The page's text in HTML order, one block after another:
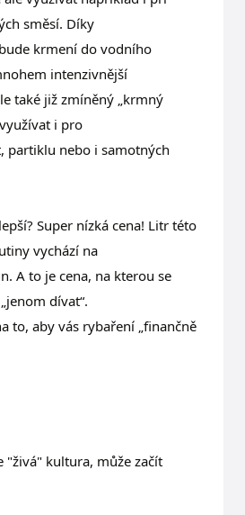
směsí. Díky
krmení do vodního
intenzivnější
také již zmíněný „krmný
i pro
partiklu nebo i samotných
Super nízká cena! Litr této
vychází na
A to je cena, na kterou se
dívat“.
to, aby vás rybaření „finančně
"živá" kultura, může začít